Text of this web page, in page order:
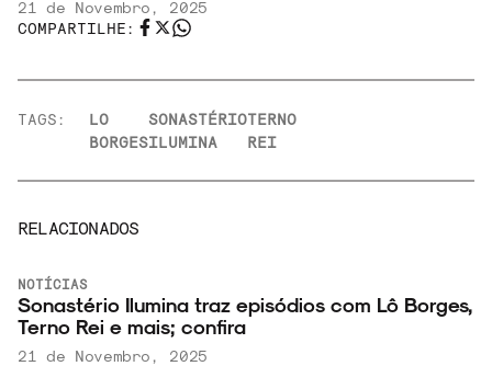
NOVIDADES
NOIZE RECORD CLUB
21 de Novembro, 2025
COMPARTILHE:
TAGS:
LO
BORGES
SONASTÉRIO
ILUMINA
TERNO
REI
RELACIONADOS
NOTÍCIAS
Sonastério Ilumina traz episódios com Lô Borges,
Terno Rei e mais; confira
21 de Novembro, 2025